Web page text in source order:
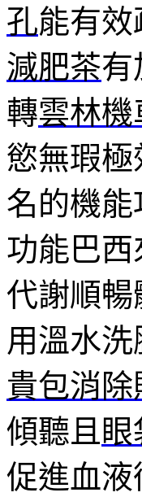
林
機
借
款
精
選
反
光
心〉
孔能有
減肥茶有
轉雲林機
慾無瑕極
名的機
功能巴
代謝順
用溫水
貴包消除
傾聽且
促進血液